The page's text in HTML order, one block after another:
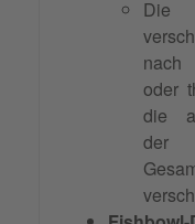
Die
nach
oder
die
der